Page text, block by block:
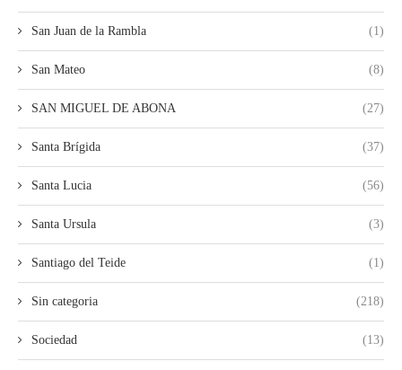
San Juan de la Rambla (1)
San Mateo (8)
SAN MIGUEL DE ABONA (27)
Santa Brígida (37)
Santa Lucia (56)
Santa Ursula (3)
Santiago del Teide (1)
Sin categoria (218)
Sociedad (13)